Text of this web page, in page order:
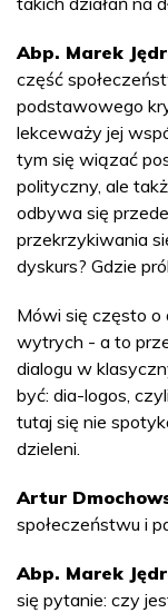
Abp. Marek
część
podstawowego
lekceważy jej
tym się wiązać
polityczny, ale
odbywa się
przekrzykiwania
dyskurs? Gdzie
Mówi się często o
wytrych - a to
dialogu w
być: dia-logos,
tutaj się nie
dzieleni.
Artur
społeczeństwu i
Abp. Marek
się pytanie: czy